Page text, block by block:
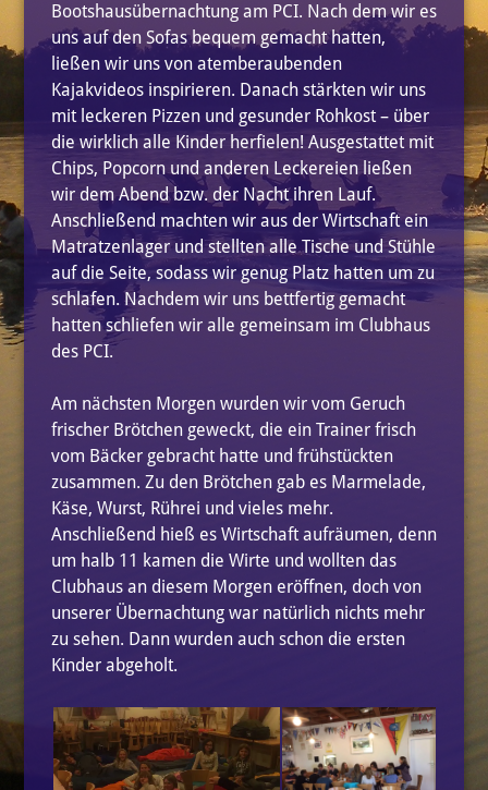
Bootshausübernachtung am PCI. Nach dem wir es
uns auf den Sofas bequem gemacht hatten,
ließen wir uns von atemberaubenden
Kajakvideos inspirieren. Danach stärkten wir uns
mit leckeren Pizzen und gesunder Rohkost – über
die wirklich alle Kinder herfielen! Ausgestattet mit
Chips, Popcorn und anderen Leckereien ließen
wir dem Abend bzw. der Nacht ihren Lauf.
Anschließend machten wir aus der Wirtschaft ein
Matratzenlager und stellten alle Tische und Stühle
auf die Seite, sodass wir genug Platz hatten um zu
schlafen. Nachdem wir uns bettfertig gemacht
hatten schliefen wir alle gemeinsam im Clubhaus
des PCI.
Am nächsten Morgen wurden wir vom Geruch
frischer Brötchen geweckt, die ein Trainer frisch
vom Bäcker gebracht hatte und frühstückten
zusammen. Zu den Brötchen gab es Marmelade,
Käse, Wurst, Rührei und vieles mehr.
Anschließend hieß es Wirtschaft aufräumen, denn
um halb 11 kamen die Wirte und wollten das
Clubhaus an diesem Morgen eröffnen, doch von
unserer Übernachtung war natürlich nichts mehr
zu sehen. Dann wurden auch schon die ersten
Kinder abgeholt.